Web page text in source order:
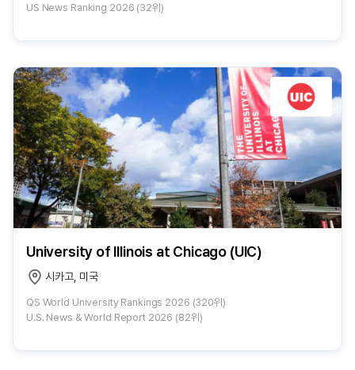
US News Ranking 2026 (32위)
University of Illinois at Chicago (UIC)
시카고, 미국
QS World University Rankings 2026 (320위)
U.S. News & World Report 2026 (82위)